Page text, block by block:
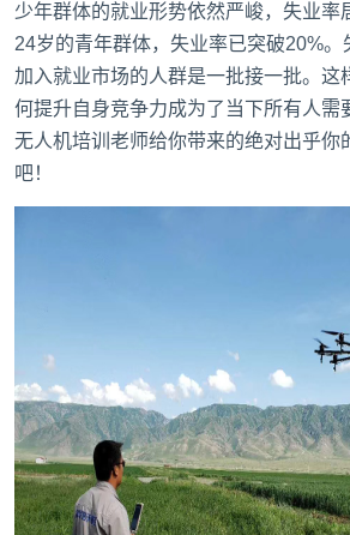
少年群体的就业形势依然严峻，失业率
24岁的青年群体，失业率已突破20%。
加入就业市场的人群是一批接一批。这
何提升自身竞争力成为了当下所有人需
无人机培训 老师给你带来的绝对出乎你
吧！